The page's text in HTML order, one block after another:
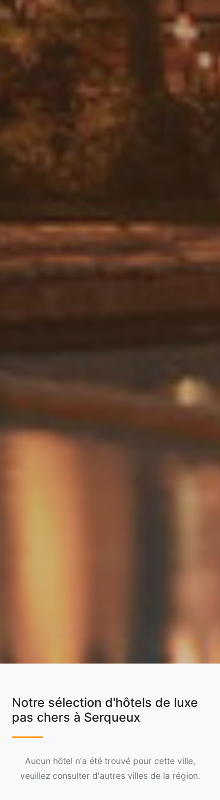
Notre sélection d'hôtels de luxe
pas chers à Serqueux
Aucun hôtel n'a été trouvé pour cette ville,
veuillez consulter d'autres villes de la région.